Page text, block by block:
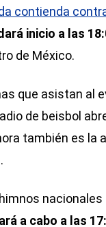
contienda
inicio a las
de México.
que asistan al
de beisbol
también es la
nacionales
a cabo a las